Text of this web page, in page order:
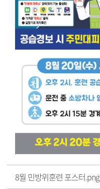
8월 민방위훈련 포스터.png